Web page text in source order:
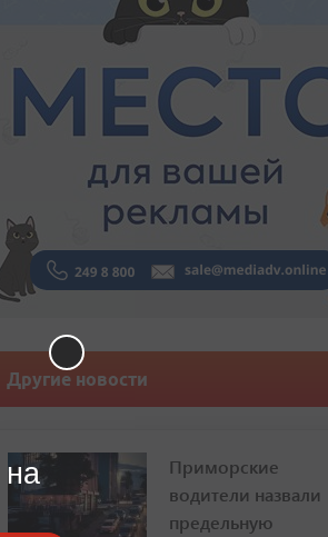
Другие новости
Приморские
водители назвали
предельную